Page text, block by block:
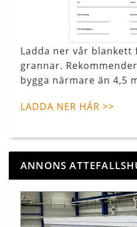
Ladda ner vår blankett
grannar.
bygga närmare än 4,5
LADDA NER HÄR >>
ANNONS